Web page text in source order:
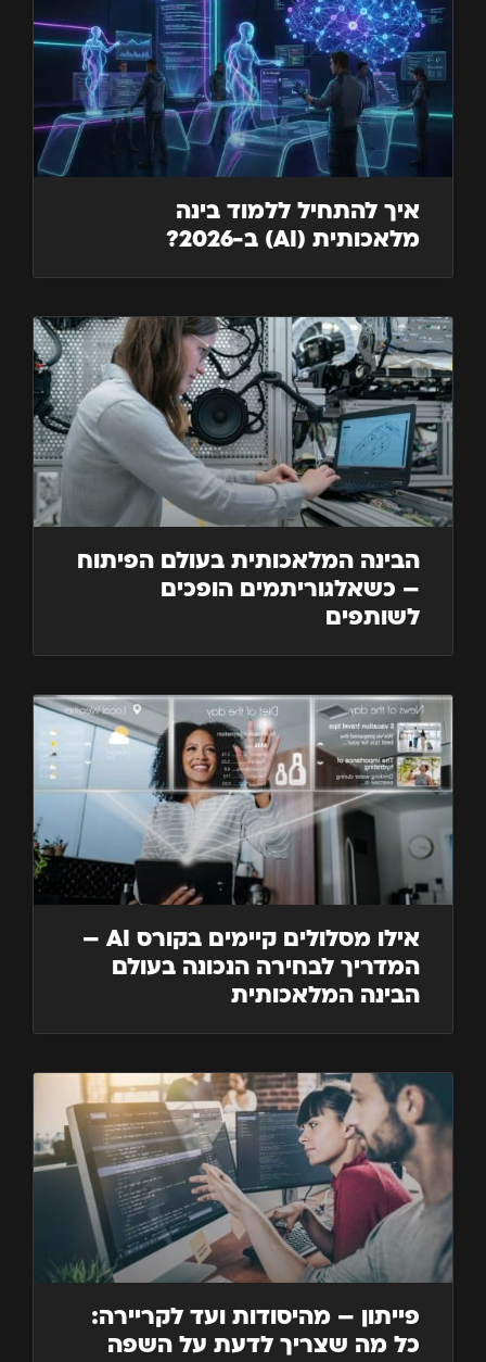
איך להתחיל ללמוד בינה
מלאכותית (AI) ב-2026?
הבינה המלאכותית בעולם הפיתוח
– כשאלגוריתמים הופכים
לשותפים
אילו מסלולים קיימים בקורס AI –
המדריך לבחירה הנכונה בעולם
הבינה המלאכותית
פייתון – מהיסודות ועד לקריירה:
כל מה שצריך לדעת על השפה